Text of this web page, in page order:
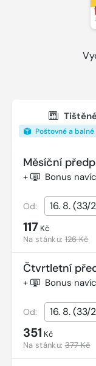
Poštovné a balné
Měsíční
+ Bonus
Od:
117 Kč
Na stánku:126 Kč
Čtvrtletní
+ Bonus
Od:
351 Kč
Na stánku:377 Kč